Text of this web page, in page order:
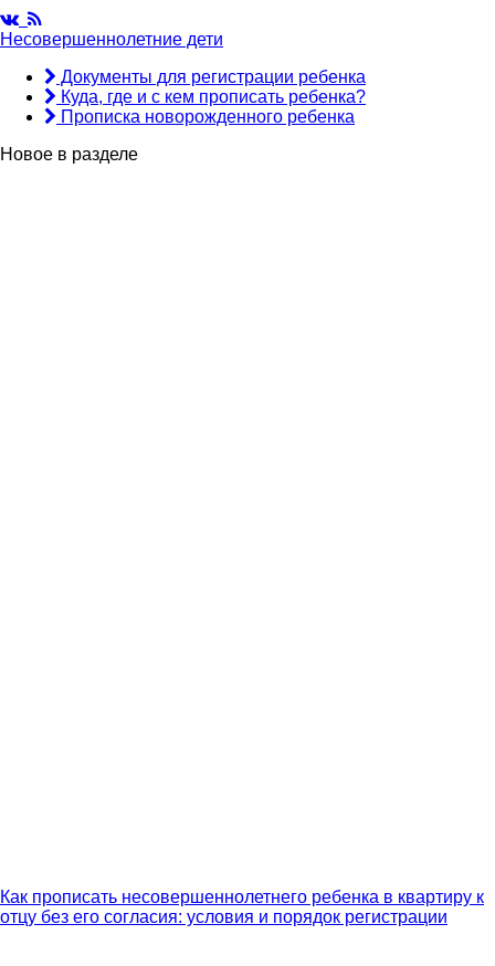
Несовершеннолетние дети
Документы для регистрации ребенка
Куда, где и с кем прописать ребенка?
Прописка новорожденного ребенка
Новое в разделе
Как прописать несовершеннолетнего ребенка в квартиру к
отцу без его согласия: условия и порядок регистрации